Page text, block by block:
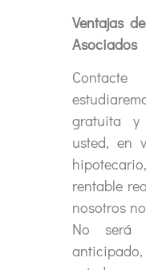
Ventajas
Asociados
gratuita y
usted, en
rentable
nosotros
No será